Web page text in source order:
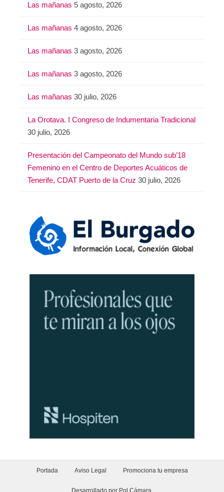
Las mañanas 5 agosto, 2026
Las mañanas 4 agosto, 2026
Las mañanas 3 agosto, 2026
Las mañanas 3 agosto, 2026
Las mañanas 30 julio, 2026
La Orotava. I Congreso de Indumentaria Tradicional
30 julio, 2026
Presentación del Campeonato del Mundo sub’18
Femenino en el Centro de Deportes Acuáticos de
Tenerife, CDAT Puerto de la Cruz 30 julio, 2026
Portada Aviso Legal Promociona tu empresa
Desarrollado por Pol Cámara